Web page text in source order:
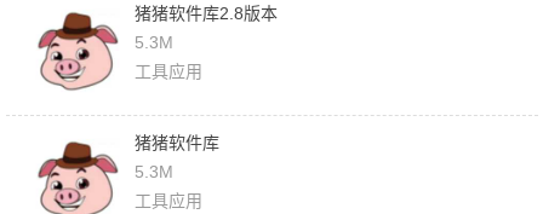
猪猪软件库2.8版本
5.3M
工具应用
猪猪软件库
5.3M
工具应用